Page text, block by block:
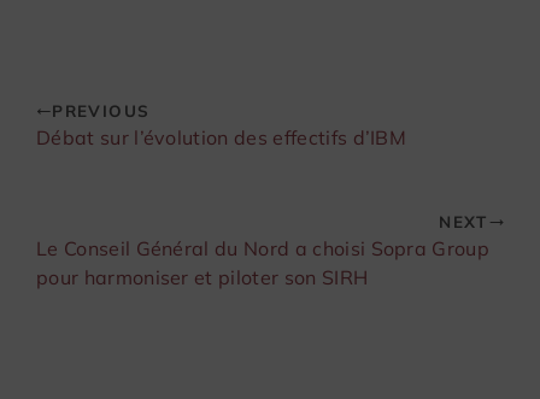
PREVIOUS
Débat sur l’évolution des effectifs d’IBM
NEXT
Le Conseil Général du Nord a choisi Sopra Group
pour harmoniser et piloter son SIRH